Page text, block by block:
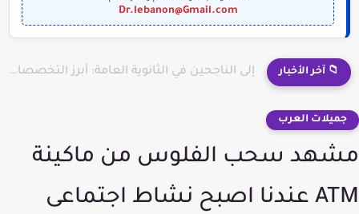
Dr.lebanon@Gmail.com
📁 آخر الأخبار إلى الناجحين في الثانوية العامة: أبرز التخصصات المطلوبة للمستقبل (2030-2050)
جميلات العرب
مشهد سحب الفلوس من ماكينة
ATM عندنا اصبح نشاط اجتماعى